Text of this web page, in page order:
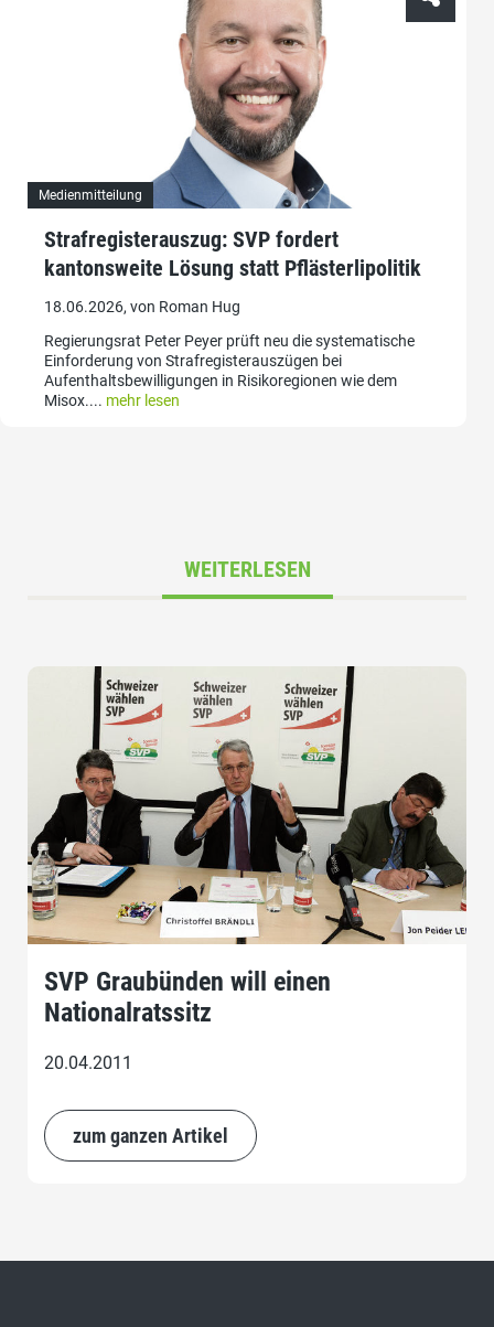
Medienmitteilung
Strafregisterauszug: SVP fordert
kantonsweite Lösung statt Pflästerlipolitik
18.06.2026, von Roman Hug
Regierungsrat Peter Peyer prüft neu die systematische
Einforderung von Strafregisterauszügen bei
Aufenthaltsbewilligungen in Risikoregionen wie dem
Misox.... mehr lesen
WEITERLESEN
SVP Graubünden will einen
Nationalratssitz
20.04.2011
zum ganzen Artikel